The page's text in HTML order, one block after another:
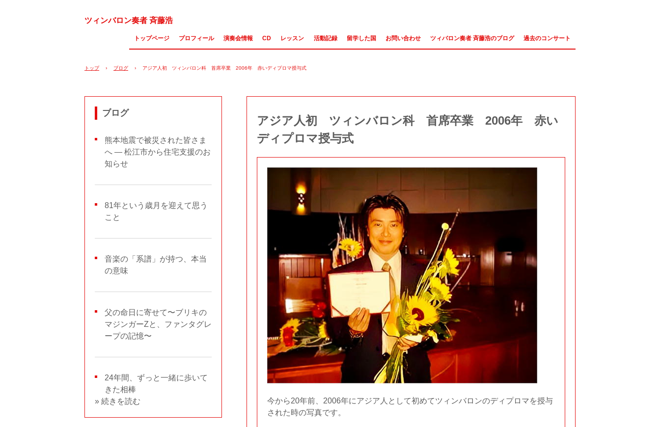
ツィンバロン奏者 斉藤浩
トップページ プロフィール 演奏会情報 CD レッスン 活動記録 留学した国 お問い合わせ ツィバロン奏者 斉藤浩のブログ 過去のコンサート
トップ › ブログ › アジア人初 ツィンバロン科 首席卒業 2006年 赤いディプロマ授与式
アジア人初 ツィンバロン科 首席卒業 2006年 赤い
ディプロマ授与式
今から20年前、2006年にアジア人として初めてツィンバロンのディプロマを授与
された時の写真です。
ブログ
熊本地震で被災された皆さま
へ ― 松江市から住宅支援のお
知らせ
81年という歳月を迎えて思う
こと
音楽の「系譜」が持つ、本当
の意味
父の命日に寄せて〜ブリキの
マジンガーZと、ファンタグレ
ープの記憶〜
24年間、ずっと一緒に歩いて
きた相棒
» 続きを読む